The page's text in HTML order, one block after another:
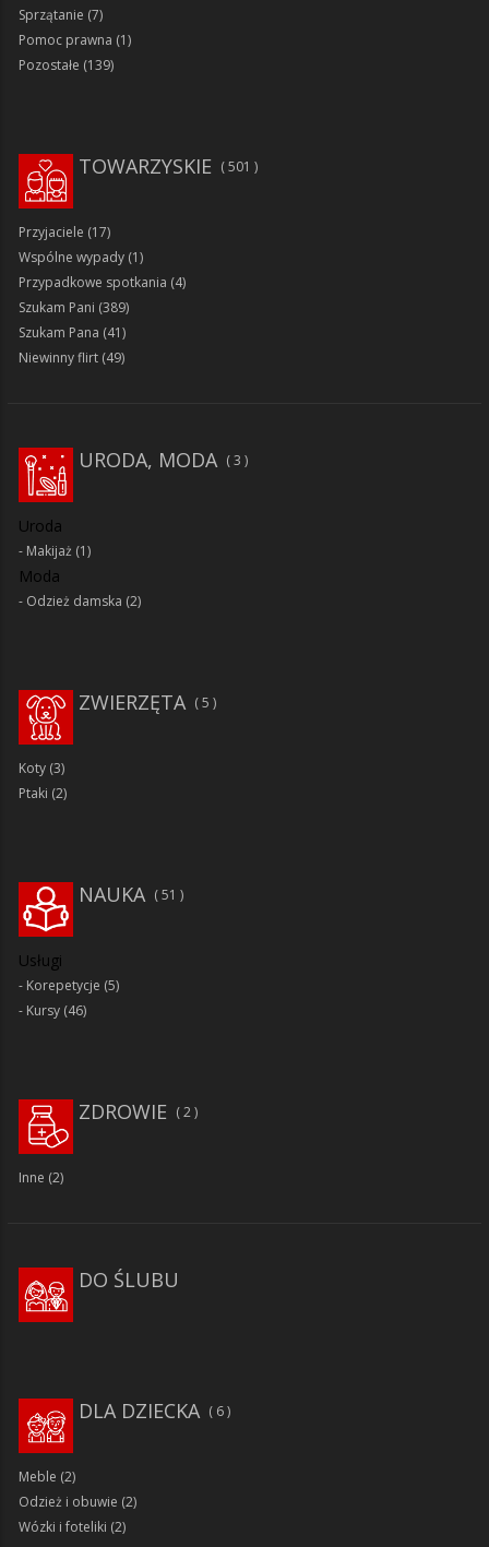
Sprzątanie (7)
Pomoc prawna (1)
Pozostałe (139)
TOWARZYSKIE 501
Przyjaciele (17)
Wspólne wypady (1)
Przypadkowe spotkania (4)
Szukam Pani (389)
Szukam Pana (41)
Niewinny flirt (49)
URODA, MODA 3
Uroda
Makijaż (1)
Moda
Odzież damska (2)
ZWIERZĘTA 5
Koty (3)
Ptaki (2)
51
NAUKA
Usługi
Korepetycje (5)
Kursy (46)
ZDROWIE 2
Inne (2)
DO ŚLUBU
6
DLA DZIECKA
Meble (2)
Odzież i obuwie (2)
Wózki i foteliki (2)